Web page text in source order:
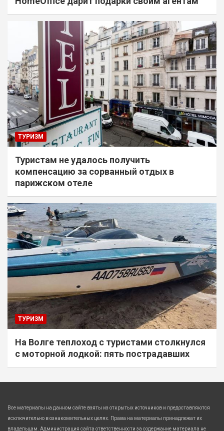
ТУРИЗМ
Туристам не удалось получить
компенсацию за сорванный отдых в
парижском отеле
ТУРИЗМ
На Волге теплоход с туристами столкнулся
с моторной лодкой: пять пострадавших
Все материалы на данном сайте взяты из открытых источников и предоставляются
исключительно в ознакомительных целях. Права на материалы принадлежат их
владельцам. Администрация сайта ответственности за содержание материала не